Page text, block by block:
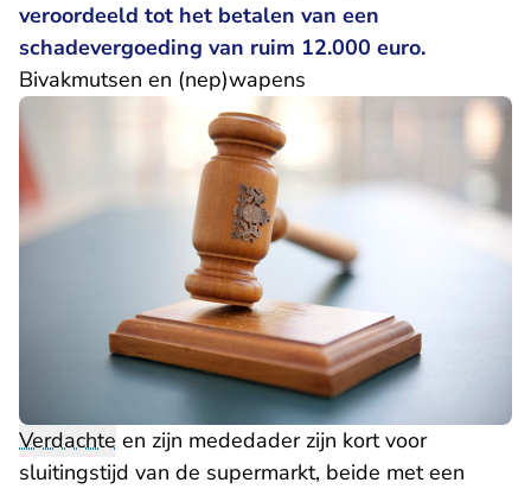
veroordeeld tot het betalen van een
schadevergoeding van ruim 12.000 euro.
Bivakmutsen en (nep)wapens
Verdachte en zijn mededader zijn kort voor
sluitingstijd van de supermarkt, beide met een